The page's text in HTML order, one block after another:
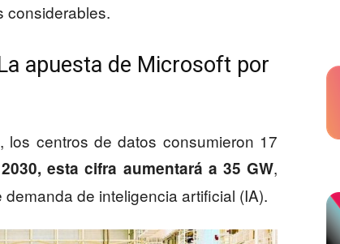
considerables.
apuesta de Microsoft por
centros de datos consumieron 17
esta cifra aumentará a 35 GW,
de inteligencia artificial (IA).